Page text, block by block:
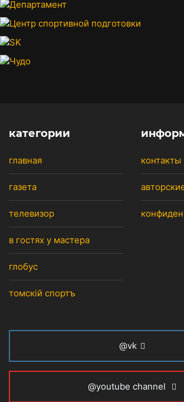
категории
главная
газета
телевизор
в гостях у мастера
глобус
томскiй спортъ
контакты
@vk
@youtube channel